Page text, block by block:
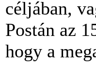
céljában,
Postán az
hogy a